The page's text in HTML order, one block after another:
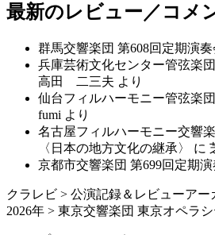
最新のレビュー／コメ
群馬交響楽団 第608回定期演奏
兵庫芸術文化センター管弦楽
高田 二三夫 より
仙台フィルハーモニー管弦楽
fumi より
名古屋フィルハーモニー交響
〈日本の地方文化の継承〉
に
京都市交響楽団 第699回定期演
クラレビ > 公演記録＆レビューアー
2026年 > 東京交響楽団 東京オペラ